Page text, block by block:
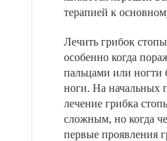
терапией к
Лечить грибок
особенно когда
пальцами или ногти
ноги. На начальных
лечение грибка
сложным, но когда
первые проявления